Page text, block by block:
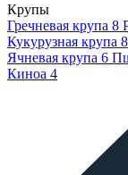
Крупы
Гречневая крупа 8
Кукурузная крупа 8
Ячневая крупа 6
Киноа 4